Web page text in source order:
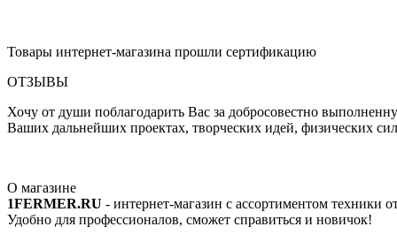
Товары интернет-магазина прошли сертификацию
ОТЗЫВЫ
Хочу от души поблагодарить Вас за добросовестно
Ваших дальнейших проектах, творческих идей, физических
О магазине
1FERMER.RU - интернет-магазин с ассортиментом техники
Удобно для профессионалов, сможет справиться и новичок!